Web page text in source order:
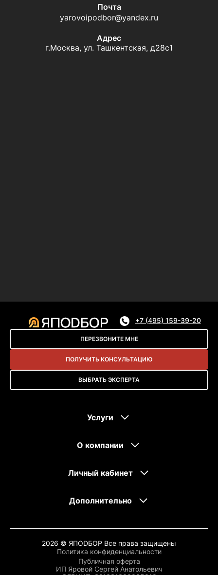
Почта
yarovoipodbor@yandex.ru
Адрес
г.Москва, ул. Ташкентская, д28с1
+7 (495) 159-39-20
ПЕРЕЗВОНИТЕ МНЕ
ПОЛУЧИТЬ КОНСУЛЬТАЦИЮ
ВЫБРАТЬ ЭКСПЕРТА
Услуги
О компании
Личный кабинет
Дополнительно
2026 © ЯПОDБОР Все права защищены
Политика конфиденциальности
Публичная оферта
ИП Яровой Сергей Анатольевич